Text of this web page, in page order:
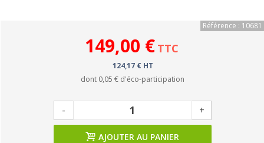
Référence : 10681
149,00 € TTC
124,17 € HT
dont 0,05 € d'éco-participation
- +
AJOUTER AU PANIER